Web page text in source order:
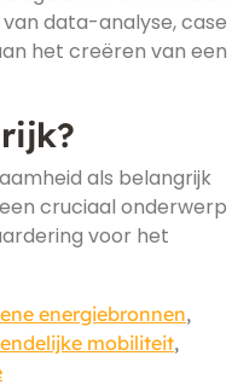
data-analyse, case
het creëren van een
als belangrijk
cruciaal onderwerp
voor het
energiebronnen,
mobiliteit,